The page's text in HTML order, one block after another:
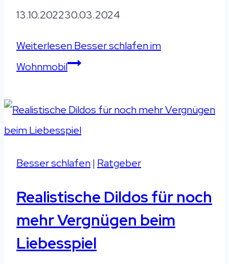
13.10.202230.03.2024
WeiterlesenBesser schlafen im
Wohnmobil
Besser schlafen| Ratgeber
Realistische Dildos für noch
mehr Vergnügen beim
Liebesspiel